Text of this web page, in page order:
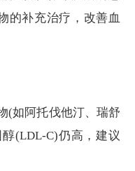
的补充治疗，改善血
(如阿托伐他汀、瑞舒
(LDL-C)仍高，建议